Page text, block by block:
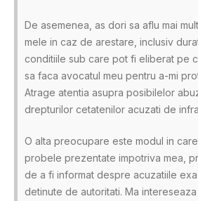
De asemenea, as dori sa aflu mai
mele in caz de arestare, inclusiv
conditiile sub care pot fi eliberat pe
sa faca avocatul meu pentru a-mi
Atrage atentia asupra posibilelor
drepturilor cetatenilor acuzati de
O alta preocupare este modul in
probele prezentate impotriva mea,
de a fi informat despre acuzatiile
detinute de autoritati. Ma